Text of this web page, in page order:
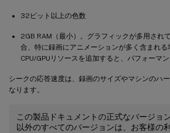
32ビット以上の色数
2GB RAM（最小）。グラフィックが多用され
合、特に録画にアニメーションが多く含まれ
CPU/GPUリソースを追加すると、パフォーマン
シークの応答速度は、録画のサイズやマシンのハ
なります。
この製品ドキュメントの正式なバージョ
以外のすべてのバージョンは、お客様の